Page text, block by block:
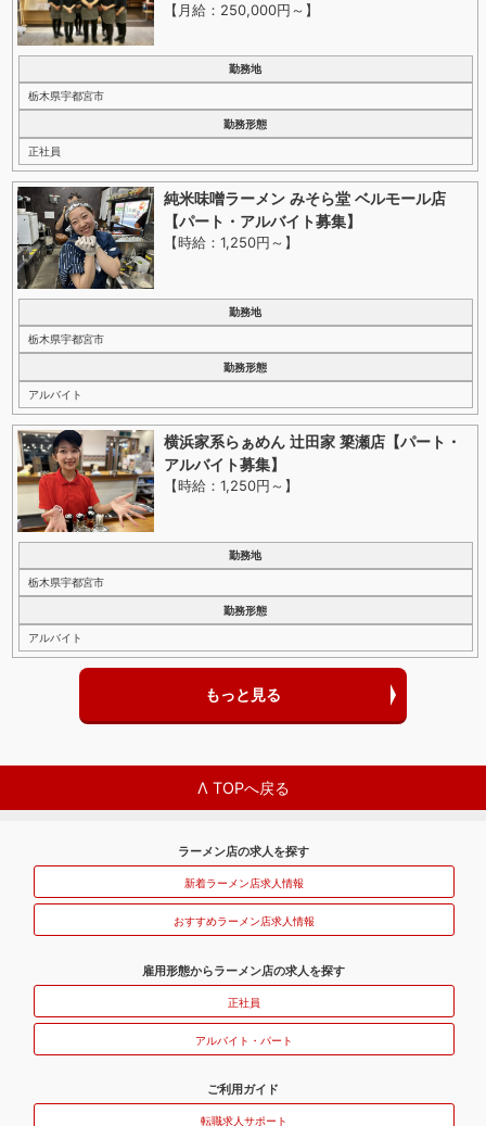
【月給：250,000円～ 】
勤務地
栃木県宇都宮市
勤務形態
正社員
純米味噌ラーメン みそら堂 ベルモール店
【パート・アルバイト募集】
【時給：1,250円～ 】
勤務地
栃木県宇都宮市
勤務形態
アルバイト
横浜家系らぁめん 辻田家 簗瀬店【パート・
アルバイト募集】
【時給：1,250円～ 】
勤務地
栃木県宇都宮市
勤務形態
アルバイト
もっと見る
Λ TOPへ戻る
ラーメン店の求人を探す
新着ラーメン店求人情報
おすすめラーメン店求人情報
雇用形態からラーメン店の求人を探す
正社員
アルバイト・パート
ご利用ガイド
転職求人サポート